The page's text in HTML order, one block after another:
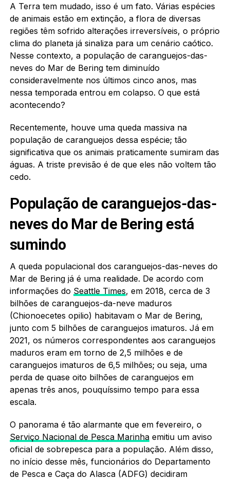
A Terra tem mudado, isso é um fato. Várias espécies
de animais estão em extinção, a flora de diversas
regiões têm sofrido alterações irreversíveis, o próprio
clima do planeta já sinaliza para um cenário caótico.
Nesse contexto, a população de caranguejos-das-
neves do Mar de Bering tem diminuído
consideravelmente nos últimos cinco anos, mas
nessa temporada entrou em colapso. O que está
acontecendo?
Recentemente, houve uma queda massiva na
população de caranguejos dessa espécie; tão
significativa que os animais praticamente sumiram das
águas. A triste previsão é de que eles não voltem tão
cedo.
População de caranguejos-das-
neves do Mar de Bering está
sumindo
A queda populacional dos caranguejos-das-neves do
Mar de Bering já é uma realidade. De acordo com
informações do Seattle Times, em 2018, cerca de 3
bilhões de caranguejos-da-neve maduros
(Chionoecetes opilio) habitavam o Mar de Bering,
junto com 5 bilhões de caranguejos imaturos. Já em
2021, os números correspondentes aos caranguejos
maduros eram em torno de 2,5 milhões e de
caranguejos imaturos de 6,5 milhões; ou seja, uma
perda de quase oito bilhões de caranguejos em
apenas três anos, pouquíssimo tempo para essa
escala.
O panorama é tão alarmante que em fevereiro, o
Serviço Nacional de Pesca Marinhaemitiu um aviso
oficial de sobrepesca para a população. Além disso,
no início desse mês, funcionários do Departamento
de Pesca e Caça do Alasca (ADFG) decidiram